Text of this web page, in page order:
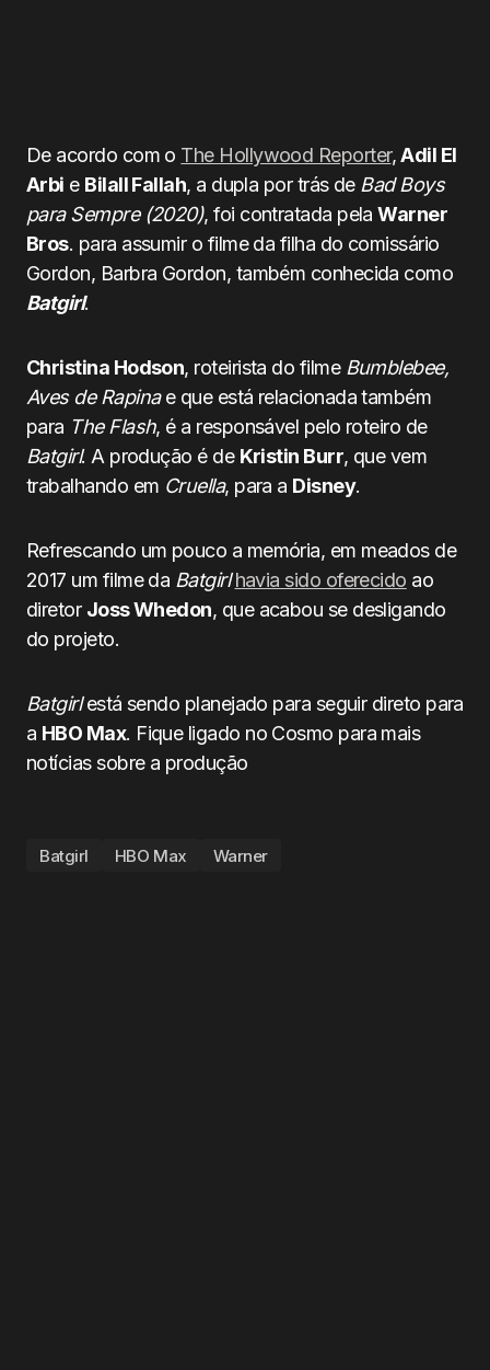
De acordo com o The Hollywood Reporter,Adil El
Arbi e Bilall Fallah, a dupla por trás de Bad Boys
para Sempre (2020), foi contratada pelaWarner
Bros. para assumir o filme da filha do comissário
Gordon, Barbra Gordon, também conhecida como
Batgirl.
Christina Hodson, roteirista do filme Bumblebee,
Aves de Rapinae que está relacionada também
para The Flash, é a responsável pelo roteiro de
Batgirl. A produção é de Kristin Burr, que vem
trabalhando em Cruella, para a Disney.
Refrescando um pouco a memória, em meados de
2017 um filme da Batgirl havia sido oferecido ao
diretor Joss Whedon, que acabou se desligando
do projeto.
Batgirlestá sendo planejado para seguir direto para
a HBO Max. Fique ligado no Cosmo para mais
notícias sobre a produção
Batgirl HBO Max Warner